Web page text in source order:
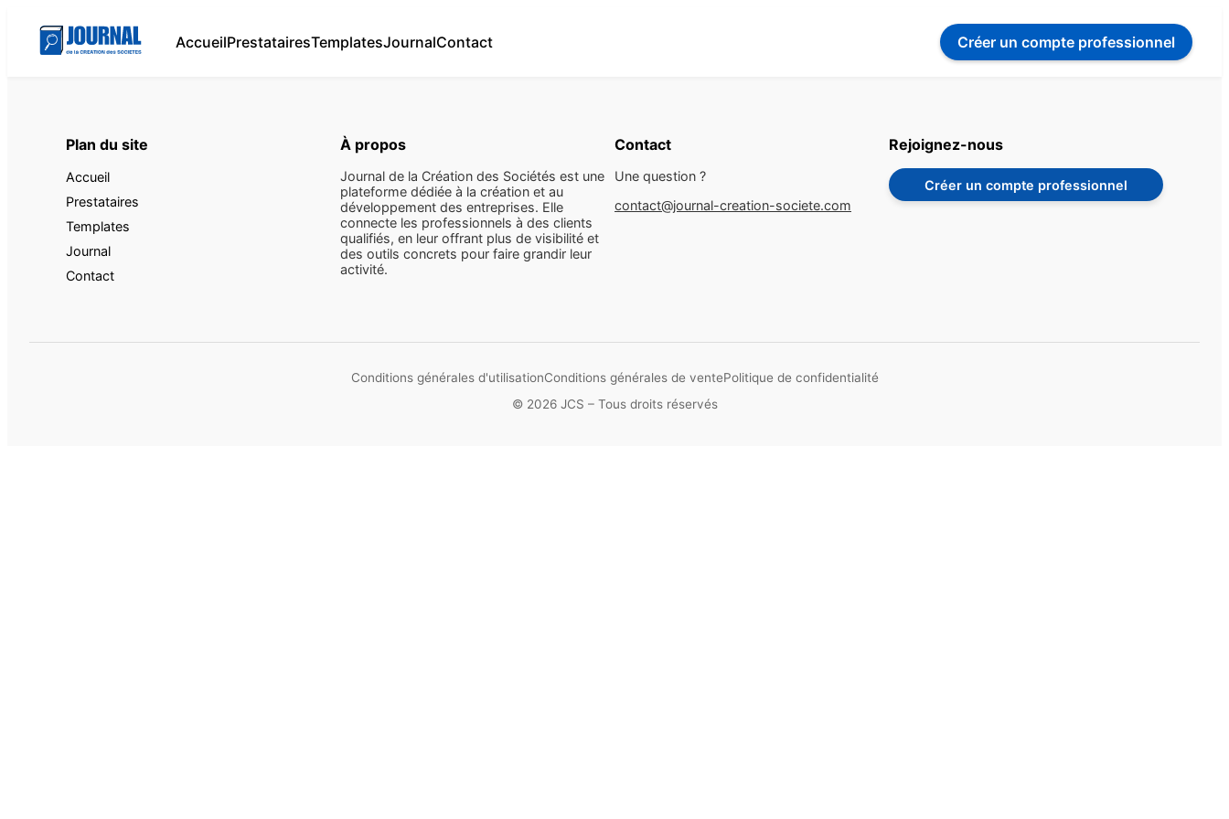
AccueilPrestatairesTemplatesJournalContact Créer un compte professionnel
Plan du site
Accueil
Prestataires
Templates
Journal
Contact
À propos
Journal de la Création des Sociétés est une
plateforme dédiée à la création et au
développement des entreprises. Elle
connecte les professionnels à des clients
qualifiés, en leur offrant plus de visibilité et
des outils concrets pour faire grandir leur
activité.
Contact
Une question ?
contact@journal-creation-societe.com
Rejoignez-nous
Créer un compte professionnel
Conditions générales d'utilisationConditions générales de ventePolitique de confidentialité
© 2026 JCS – Tous droits réservés